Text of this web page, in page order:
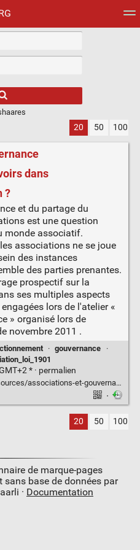
20 50 100
dans
?
et du partage du
est une question
monde associatif.
associations ne se joue
des instances
des parties prenantes.
prospectif sur la
ses multiples aspects
lors de l'atelier «
» organisé lors de
novembre 2011 .
· gouvernance
·
* · permalien
quel-equilibre-des-pouvoirs-dans-les-associations-demain
·
20 50 100
de marque-pages
sans base de données par
· Documentation